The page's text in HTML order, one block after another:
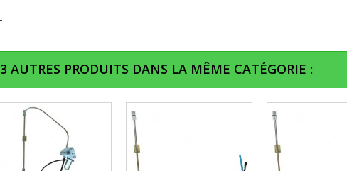
3 AUTRES PRODUITS DANS LA MÊME CATÉGORIE :